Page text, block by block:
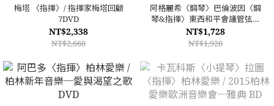
梅塔 〈指揮〉/ 指揮家梅塔回顧
7DVD
NT$2,338
NT$2,668
阿格麗希〈鋼琴〉巴倫波因〈鋼
琴&指揮〉東西和平會議管弦樂
團 / 鋼琴女王阿格麗希80大壽紀
念發行 6DVD
NT$1,728
NT$1,928